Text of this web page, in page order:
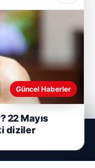
Güncel Haberler
22 Mayıs
diziler